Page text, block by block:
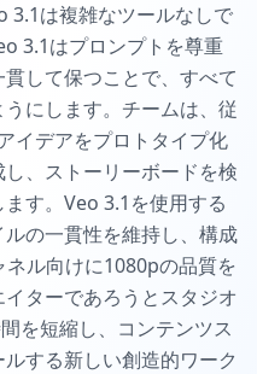
3.1は複雑なツールなしで
3.1はプロンプトを尊重
して保つことで、すべて
にします。チームは、従
イデアをプロトタイプ化
、ストーリーボードを検
す。Veo 3.1を使用する
の一貫性を維持し、構成
ル向けに1080pの品質を
ターであろうとスタジオ
を短縮し、コンテンツス
する新しい創造的ワーク